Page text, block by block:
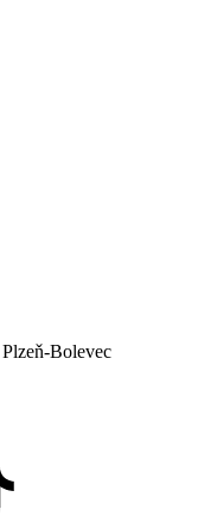
Bolevec